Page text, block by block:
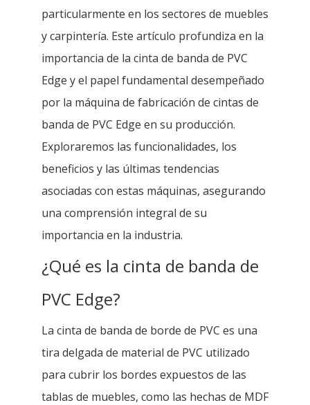
particularmente en los sectores de muebles
y carpintería. Este artículo profundiza en la
importancia de la cinta de banda de PVC
Edge y el papel fundamental desempeñado
por la máquina de fabricación de cintas de
banda de PVC Edge en su producción.
Exploraremos las funcionalidades, los
beneficios y las últimas tendencias
asociadas con estas máquinas, asegurando
una comprensión integral de su
importancia en la industria.
¿Qué es la cinta de banda de
PVC Edge?
La cinta de banda de borde de PVC es una
tira delgada de material de PVC utilizado
para cubrir los bordes expuestos de las
tablas de muebles, como las hechas de MDF